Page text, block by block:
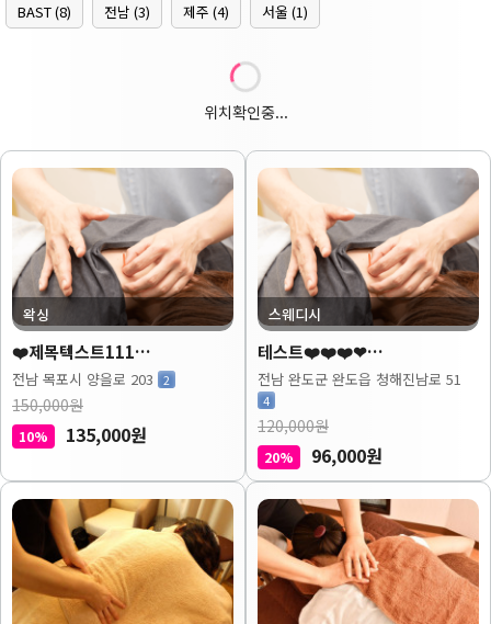
BAST (8) 전남 (3) 제주 (4) 서울 (1)
위치확인중...
왁싱
❤️제목텍스트111…
전남 목포시 양을로 203 2
150,000원
10% 135,000원
스웨디시
테스트❤️❤️❤️❤…
전남 완도군 완도읍 청해진남로 51
4
120,000원
20% 96,000원